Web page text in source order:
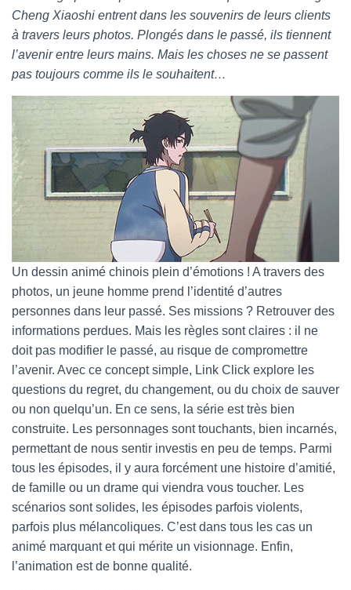
Cheng Xiaoshi entrent dans les souvenirs de leurs clients
à travers leurs photos. Plongés dans le passé, ils tiennent
l’avenir entre leurs mains. Mais les choses ne se passent
pas toujours comme ils le souhaitent…
Un dessin animé chinois plein d’émotions ! A travers des
photos, un jeune homme prend l’identité d’autres
personnes dans leur passé. Ses missions ? Retrouver des
informations perdues. Mais les règles sont claires : il ne
doit pas modifier le passé, au risque de compromettre
l’avenir. Avec ce concept simple, Link Click explore les
questions du regret, du changement, ou du choix de sauver
ou non quelqu’un. En ce sens, la série est très bien
construite. Les personnages sont touchants, bien incarnés,
permettant de nous sentir investis en peu de temps. Parmi
tous les épisodes, il y aura forcément une histoire d’amitié,
de famille ou un drame qui viendra vous toucher. Les
scénarios sont solides, les épisodes parfois violents,
parfois plus mélancoliques. C’est dans tous les cas un
animé marquant et qui mérite un visionnage. Enfin,
l’animation est de bonne qualité.